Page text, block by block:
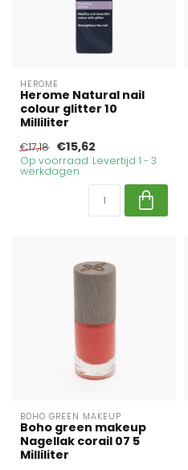
HEROME
Herome Natural nail
colour glitter 10
Milliliter
€17,18 €15,62
Op voorraad. Levertijd 1 - 3
werkdagen
BOHO GREEN MAKEUP
Boho green makeup
Nagellak corail 07 5
Milliliter